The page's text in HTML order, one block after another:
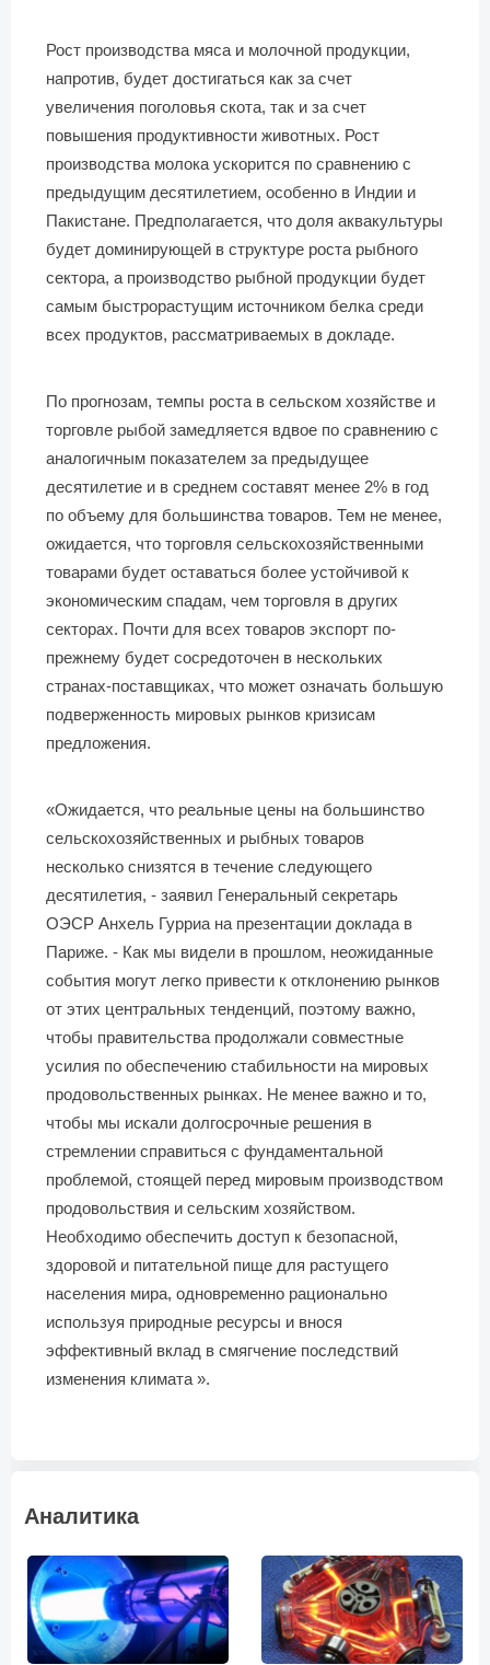
Рост производства мяса и молочной продукции,
напротив, будет достигаться как за счет
увеличения поголовья скота, так и за счет
повышения продуктивности животных. Рост
производства молока ускорится по сравнению с
предыдущим десятилетием, особенно в Индии и
Пакистане. Предполагается, что доля аквакультуры
будет доминирующей в структуре роста рыбного
сектора, а производство рыбной продукции будет
самым быстрорастущим источником белка среди
всех продуктов, рассматриваемых в докладе.
По прогнозам, темпы роста в сельском хозяйстве и
торговле рыбой замедляется вдвое по сравнению с
аналогичным показателем за предыдущее
десятилетие и в среднем составят менее 2% в год
по объему для большинства товаров. Тем не менее,
ожидается, что торговля сельскохозяйственными
товарами будет оставаться более устойчивой к
экономическим спадам, чем торговля в других
секторах. Почти для всех товаров экспорт по-
прежнему будет сосредоточен в нескольких
странах-поставщиках, что может означать большую
подверженность мировых рынков кризисам
предложения.
«Ожидается, что реальные цены на большинство
сельскохозяйственных и рыбных товаров
несколько снизятся в течение следующего
десятилетия, - заявил Генеральный секретарь
ОЭСР Анхель Гурриа на презентации доклада в
Париже. - Как мы видели в прошлом, неожиданные
события могут легко привести к отклонению рынков
от этих центральных тенденций, поэтому важно,
чтобы правительства продолжали совместные
усилия по обеспечению стабильности на мировых
продовольственных рынках. Не менее важно и то,
чтобы мы искали долгосрочные решения в
стремлении справиться с фундаментальной
проблемой, стоящей перед мировым производством
продовольствия и сельским хозяйством.
Необходимо обеспечить доступ к безопасной,
здоровой и питательной пище для растущего
населения мира, одновременно рационально
используя природные ресурсы и внося
эффективный вклад в смягчение последствий
изменения климата ».
Аналитика